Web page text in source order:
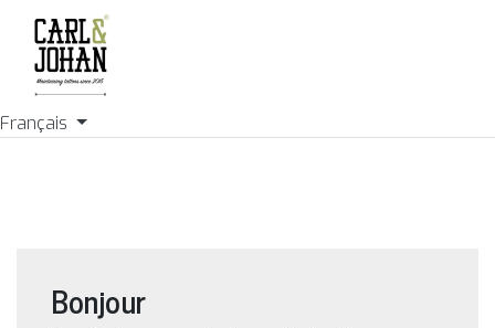
Français
Bonjour